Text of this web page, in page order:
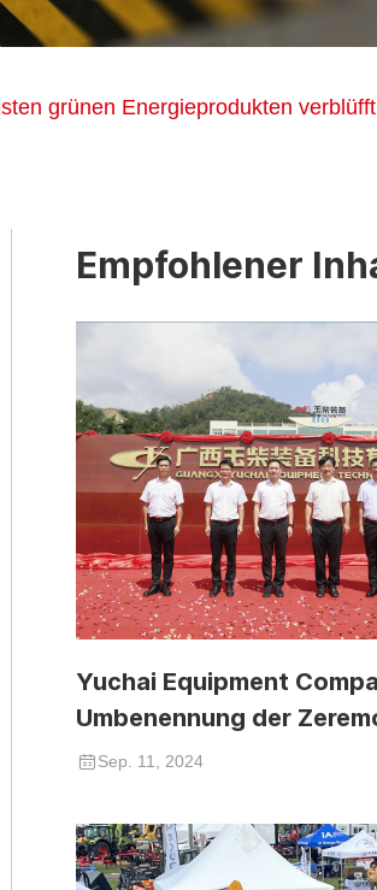
grünen Energieprodukten verblüfft
Empfohlener
Yuchai Equipment
Umbenennung der
erfolgreich abgehalten
Sep. 11, 2024